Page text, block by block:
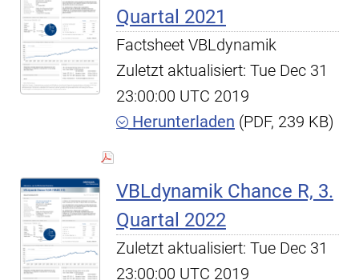
Quartal 2021
Factsheet VBLdynamik
Zuletzt aktualisiert: Tue Dec 31
23:00:00 UTC 2019
Herunterladen (PDF, 239 KB)
VBLdynamik Chance R, 3.
Quartal 2022
Zuletzt aktualisiert: Tue Dec 31
23:00:00 UTC 2019